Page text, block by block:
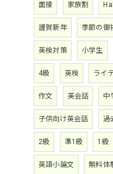
面接 家族割
謹賀新年 季節の御
英検対策 小学生
4級 英検 ライ
作文 英会話 中
子供向け英会話 過
2級 準1級 1級
英語小論文 無料体